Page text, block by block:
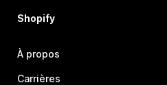
Shopify
À propos
Carrières